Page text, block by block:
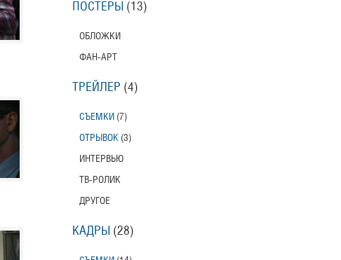
ПОСТЕРЫ (13)
ОБЛОЖКИ
ФАН-АРТ
ТРЕЙЛЕР (4)
СЪЕМКИ (7)
ОТРЫВОК (3)
ИНТЕРВЬЮ
ТВ-РОЛИК
ДРУГОЕ
КАДРЫ (28)